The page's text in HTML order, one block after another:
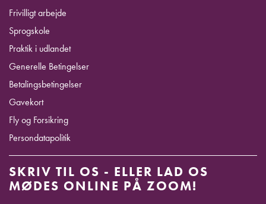
Frivilligt arbejde
Sprogskole
Praktik i udlandet
Generelle Betingelser
Betalingsbetingelser
Gavekort
Fly og Forsikring
Persondatapolitik
SKRIV TIL OS - ELLER LAD OS
MØDES ONLINE PÅ ZOOM!